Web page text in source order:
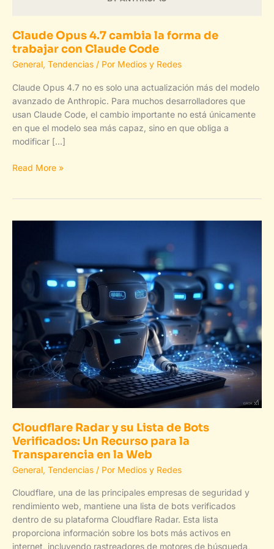
Claude Opus 4.7 cambia la forma de
trabajar con Claude Code
General, Tendencias / Por Medios y Redes
Claude Opus 4.7 no es solo una actualización más del modelo
avanzado de Anthropic. Para muchos desarrolladores que
usan Claude Code, el cambio importante no está únicamente
en que el modelo sea más capaz, sino en que obliga a
modificar […]
Claude
la
trabajar
Claude
Code
Read More »
Cloudflare Radar y su Lista de Bots
Verificados: Un Recurso para la
Transparencia en la Web
General, Tendencias / Por Medios y Redes
Cloudflare, una de las principales empresas de seguridad y
rendimiento web, mantiene una lista de bots verificados
dentro de su plataforma Cloudflare Radar. Esta lista
proporciona información sobre los bots más activos en
internet, incluyendo rastreadores de motores de búsqueda,